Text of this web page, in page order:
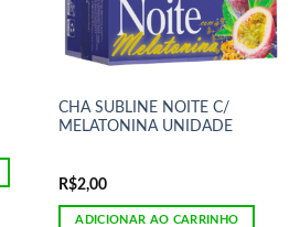
CHA SUBLINE NOITE C/
MELATONINA UNIDADE
R$2,00
ADICIONAR AO CARRINHO